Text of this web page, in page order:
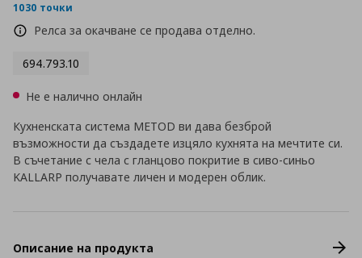
1030 точки
Релса за окачване се продава отделно.
694.793.10
Не е налично онлайн
Кухненската система METOD ви дава безброй
възможности да създадете изцяло кухнята на мечтите си.
В съчетание с чела с гланцово покритие в сиво-синьо
KALLARP получавате личен и модерен облик.
Описание на продукта